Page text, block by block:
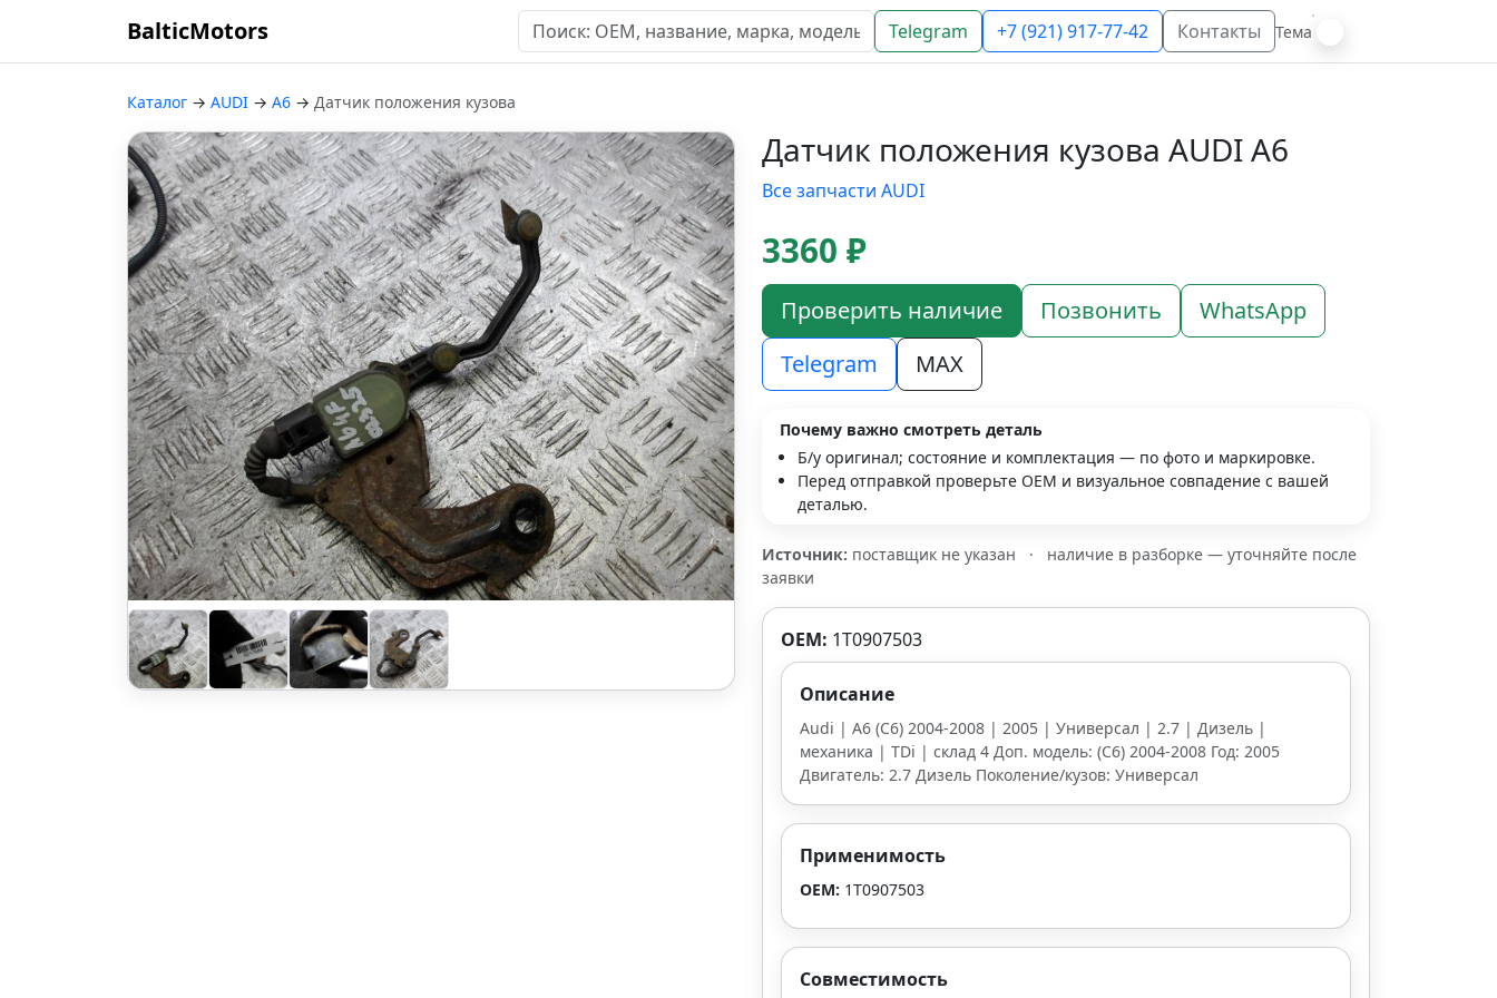
BalticMotors Telegram +7 (921) 917-77-42 Контакты Тема
Каталог → AUDI → A6 → Датчик положения кузова
Датчик положения кузова AUDI A6
Все запчасти AUDI
3360 ₽
Проверить наличие Позвонить
WhatsApp
Telegram
MAX
Почему важно смотреть деталь
Б/у оригинал; состояние и комплектация — по фото и маркировке.
Перед отправкой проверьте OEM и визуальное совпадение с вашей
деталью.
Источник: поставщик не указан ·
наличие в разборке — уточняйте после
заявки
OEM: 1T0907503
Описание
Audi | A6 (С6) 2004-2008 | 2005 | Универсал | 2.7 | Дизель |
механика | TDi | склад 4 Доп. модель: (С6) 2004-2008 Год: 2005
Двигатель: 2.7 Дизель Поколение/кузов: Универсал
Применимость
OEM: 1T0907503
Совместимость